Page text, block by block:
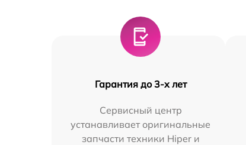
Гарантия до 3-х лет
Сервисный центр
устанавливает оригинальные
запчасти техники Hiper и